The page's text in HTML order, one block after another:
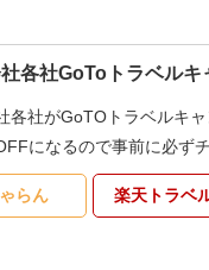
各社GoToトラベルキ
各社がGoTOトラベルキ
になるので事前に必ず
らん 楽天トラベ